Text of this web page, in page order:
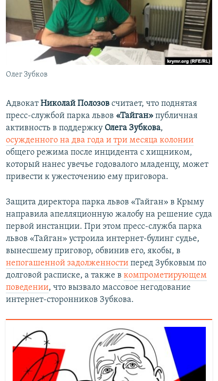
ПОБЕДИТЕЛЕЙ НЕ СУДЯТ?
КРЫМ.НЕПОКОРЕННЫЙ
УКРАИНСКАЯ ПРОБЛЕМА КРЫМА
ПРИСОЕДИНЯЙТЕСЬ!
Все сайты RFE/RL
Олег Зубков
АдвокатНиколай Полозов считает, что поднятая
пресс-службой парка львов «Тайган» публичная
активность в поддержку Олега Зубкова,
осужденного на два года и три месяца колонии
общего режима после инцидента с хищником,
который нанес увечье годовалого младенцу, может
привести к ужесточению ему приговора.
Защита директора парка львов «Тайган» в Крыму
направила апелляционную жалобу на решение суда
первой инстанции. При этом пресс-служба парка
львов «Тайган» устроила интернет-булинг судье,
вынесшему приговор, обвинив его, якобы, в
непогашенной задолженности перед Зубковым по
долговой расписке, а также в компрометирующем
поведении, что вызвало массовое негодование
интернет-сторонников Зубкова.